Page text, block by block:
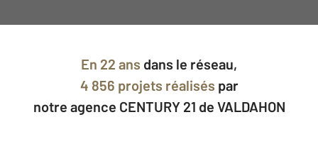
En 22 ans dans le réseau,
4 856 projets réalisés par
notre agence CENTURY 21 de VALDAHON